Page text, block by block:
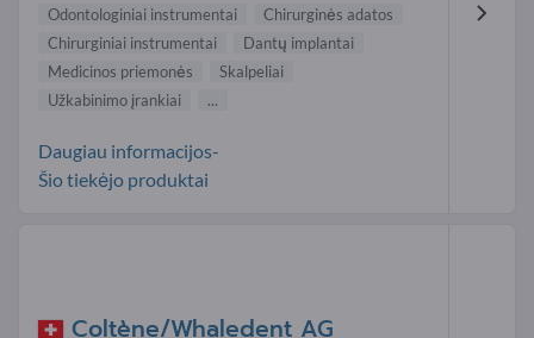
Odontologiniai instrumentai
Chirurginės adatos
Chirurginiai instrumentai
Dantų implantai
Medicinos priemonės
Skalpeliai
Užkabinimo įrankiai
...
Daugiau informacijos-
Šio tiekėjo produktai
Coltène/Whaledent AG